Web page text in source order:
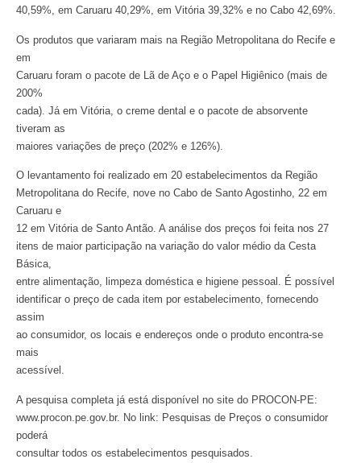
40,59%, em Caruaru 40,29%, em Vitória 39,32% e no Cabo 42,69%.
Os produtos que variaram mais na Região Metropolitana do Recife e
em
Caruaru foram o pacote de Lã de Aço e o Papel Higiênico (mais de
200%
cada). Já em Vitória, o creme dental e o pacote de absorvente
tiveram as
maiores variações de preço (202% e 126%).
O levantamento foi realizado em 20 estabelecimentos da Região
Metropolitana do Recife, nove no Cabo de Santo Agostinho, 22 em
Caruaru e
12 em Vitória de Santo Antão. A análise dos preços foi feita nos 27
itens de maior participação na variação do valor médio da Cesta
Básica,
entre alimentação, limpeza doméstica e higiene pessoal. É possível
identificar o preço de cada item por estabelecimento, fornecendo
assim
ao consumidor, os locais e endereços onde o produto encontra-se
mais
acessível.
A pesquisa completa já está disponível no site do PROCON-PE:
www.procon.pe.gov.br. No link: Pesquisas de Preços o consumidor
poderá
consultar todos os estabelecimentos pesquisados.